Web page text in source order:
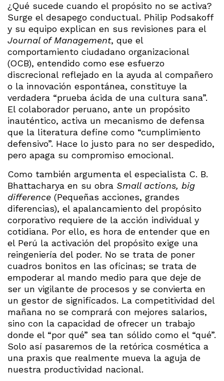
¿Qué sucede cuando el propósito no se activa?
Surge el desapego conductual. Philip Podsakoff
y su equipo explican en sus revisiones para el
Journal of Management, que el
comportamiento ciudadano organizacional
(OCB), entendido como ese esfuerzo
discrecional reflejado en la ayuda al compañero
o la innovación espontánea, constituye la
verdadera “prueba ácida de una cultura sana”.
El colaborador peruano, ante un propósito
inauténtico, activa un mecanismo de defensa
que la literatura define como “cumplimiento
defensivo”. Hace lo justo para no ser despedido,
pero apaga su compromiso emocional.
Como también argumenta el especialista C. B.
Bhattacharya en su obra Small actions, big
difference (Pequeñas acciones, grandes
diferencias), el apalancamiento del propósito
corporativo requiere de la acción individual y
cotidiana. Por ello, es hora de entender que en
el Perú la activación del propósito exige una
reingeniería del poder. No se trata de poner
cuadros bonitos en las oficinas; se trata de
empoderar al mando medio para que deje de
ser un vigilante de procesos y se convierta en
un gestor de significados. La competitividad del
mañana no se comprará con mejores salarios,
sino con la capacidad de ofrecer un trabajo
donde el “por qué” sea tan sólido como el “qué”.
Solo así pasaremos de la retórica cosmética a
una praxis que realmente mueva la aguja de
nuestra productividad nacional.